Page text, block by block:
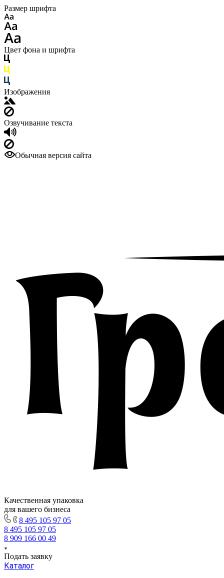
Размер шрифта
Цвет фона и шрифта
Изображения
Озвучивание текста
Обычная версия сайта
Качественная упаковка
для вашего бизнеса
8 495 105 97 05
8 495 105 97 05
8 909 166 00 49
Подать заявку
Каталог